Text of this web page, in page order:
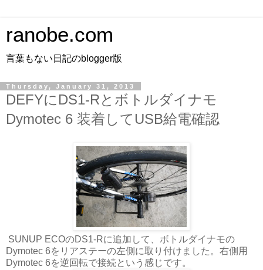
ranobe.com
言葉もない日記のblogger版
Thursday, January 31, 2013
DEFYにDS1-Rとボトルダイナモ
Dymotec 6 装着してUSB給電確認
SUNUP ECOのDS1-Rに追加して、ボトルダイナモの
Dymotec 6をリアステーの左側に取り付けました。右側用
Dymotec 6を逆回転で接続という感じです。